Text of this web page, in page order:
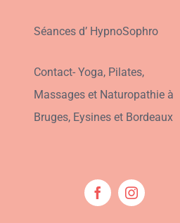
Séances d’ HypnoSophro
Contact- Yoga, Pilates,
Massages et Naturopathie à
Bruges, Eysines et Bordeaux